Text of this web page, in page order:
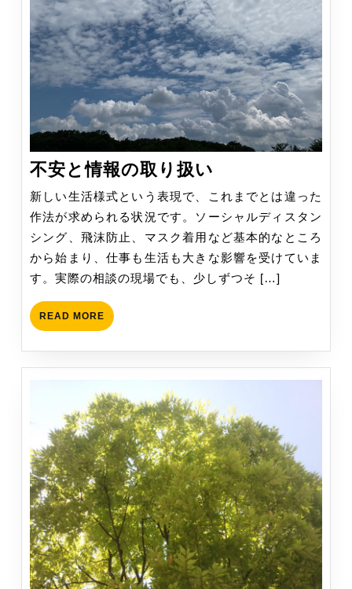
不安と情報の取り扱い
安
と
情
報
の
い
新しい生活様式という表現で、これまでとは違った
作法が求められる状況です。ソーシャルディスタン
シング、飛沫防止、マスク着用など基本的なところ
から始まり、仕事も生活も大きな影響を受けていま
す。実際の相談の現場でも、少しずつそ […]
READ MORE READ
MORE